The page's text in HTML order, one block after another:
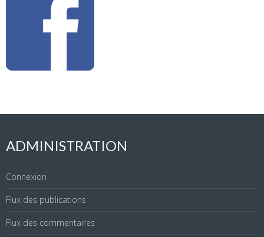
ADMINISTRATION
Connexion
Flux des publications
Flux des commentaires